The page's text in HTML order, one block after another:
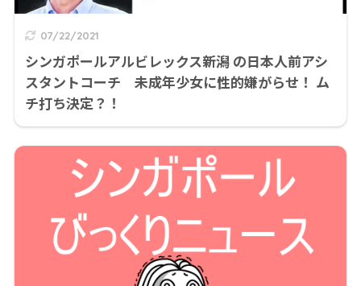
07/22/2021
シンガポールアルビレックス新潟 の日本人前アシ
スタントコーチ 未成年少女に性的嫌がらせ！ ム
チ打ち決定？！